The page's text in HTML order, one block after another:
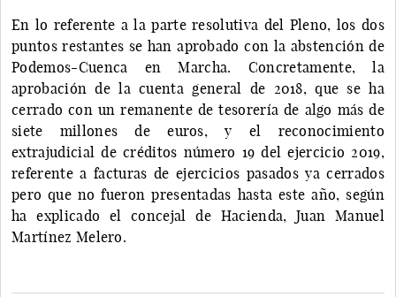
En lo referente a la parte resolutiva del Pleno, los dos
puntos restantes se han aprobado con la abstención de
Podemos-Cuenca en Marcha. Concretamente, la
aprobación de la cuenta general de 2018, que se ha
cerrado con un remanente de tesorería de algo más de
siete millones de euros, y el reconocimiento
extrajudicial de créditos número 19 del ejercicio 2019,
referente a facturas de ejercicios pasados ya cerrados
pero que no fueron presentadas hasta este año, según
ha explicado el concejal de Hacienda, Juan Manuel
Martínez Melero.